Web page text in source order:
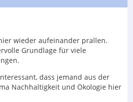
wieder aufeinander prallen.
Grundlage für viele
dass jemand aus der
Nachhaltigkeit und Ökologie hier